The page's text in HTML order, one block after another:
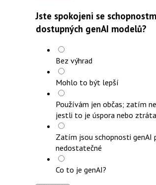
Jste spokojeni se
dostupných genAI modelů?
Bez výhrad
Mohlo to být lepší
Používám jen občas; zatím
jestli to je úspora nebo
Zatím jsou schopnosti genAI
nedostatečné
Co to je genAI?